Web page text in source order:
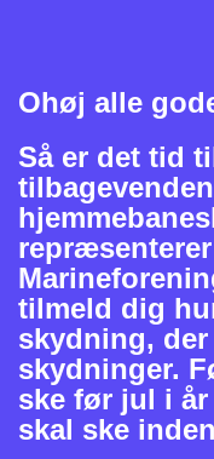
Ohøj alle
Så er det tid
tilmeld dig
skydning,
skydninger.
ske før jul i
skal ske